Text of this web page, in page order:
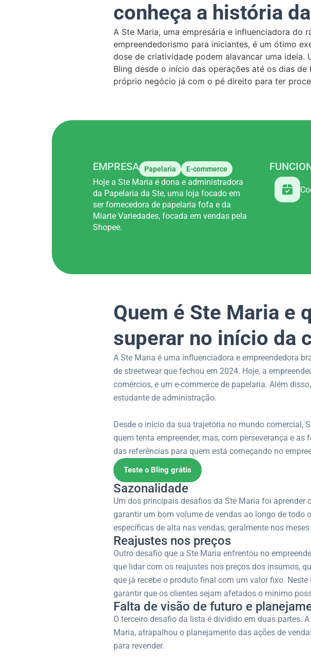
conheça a história
A Ste Maria, uma empresária e influenciadora do
empreendedorismo para iniciantes, é um ótimo
dose de criatividade podem alavancar uma
Bling desde o início das operações até os dias
próprio negócio já com o pé direito para ter
EMPRESA Papelaria E-commerce
Hoje a Ste Maria é dona e administradora
da Papelaria da Ste, uma loja focado em
ser fornecedora de papelaria fofa e da
Miarte Variedades, focada em vendas pela
Shopee.
Quem é Ste Maria e
superar no início da
A Ste Maria é uma influenciadora e empreendedora
de streetwear que fechou em 2024. Hoje, a
comércios, e um e-commerce de papelaria. Além
estudante de administração.
Desde o início da sua trajetória no mundo comercial,
quem tenta empreender, mas, com perseverança e
das referências para quem está começando no
Teste o Bling grátis
Sazonalidade
Um dos principais desafios da Ste Maria foi
garantir um bom volume de vendas ao longo de todo
específicas de alta nas vendas, geralmente nos
Reajustes nos preços
Outro desafio que a Ste Maria enfrentou no
que lidar com os reajustes nos preços dos insumos,
que já recebe o produto final com um valor fixo.
garantir que os clientes sejam afetados o mínimo
Falta de visão de futuro e
O terceiro desafio da lista é dividido em duas partes.
Maria, atrapalhou o planejamento das ações de
para revender.